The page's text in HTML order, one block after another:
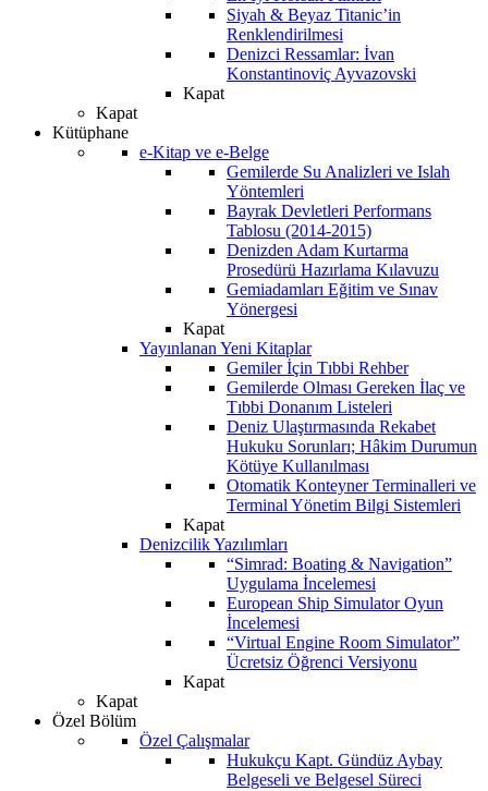
Siyah & Beyaz Titanic’in
Renklendirilmesi
Denizci Ressamlar: İvan
Konstantinoviç Ayvazovski
Kapat
Kapat
Kütüphane
e-Kitap ve e-Belge
Gemilerde Su Analizleri ve Islah
Yöntemleri
Bayrak Devletleri Performans
Tablosu (2014-2015)
Denizden Adam Kurtarma
Prosedürü Hazırlama Kılavuzu
Gemiadamları Eğitim ve Sınav
Yönergesi
Kapat
Yayınlanan Yeni Kitaplar
Gemiler İçin Tıbbi Rehber
Gemilerde Olması Gereken İlaç ve
Tıbbi Donanım Listeleri
Deniz Ulaştırmasında Rekabet
Hukuku Sorunları; Hâkim Durumun
Kötüye Kullanılması
Otomatik Konteyner Terminalleri ve
Terminal Yönetim Bilgi Sistemleri
Kapat
Denizcilik Yazılımları
“Simrad: Boating & Navigation”
Uygulama İncelemesi
European Ship Simulator Oyun
İncelemesi
“Virtual Engine Room Simulator”
Ücretsiz Öğrenci Versiyonu
Kapat
Kapat
Özel Bölüm
Özel Çalışmalar
Hukukçu Kapt. Gündüz Aybay
Belgeseli ve Belgesel Süreci